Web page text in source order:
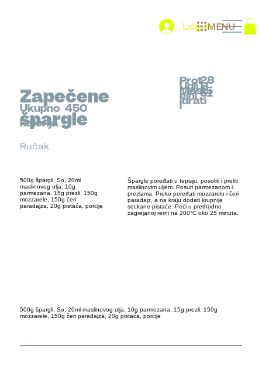
MENU
Log In
Zapečene
špargle
Ručak
Ukupno
kalorija
450
Prot
eini
Uglj.H
idrati
28
Mast
i
51
15
500g špargli, So, 20ml
maslinovog ulja, 10g
parmezana, 15g prezli, 150g
mozzarele, 150g čeri
paradajza, 20g pistaća, porcije
Špargle poređati u tepsiju, posoliti i preliti
maslinovim uljem. Posuti parmezanom i
prezlama. Preko poređati mozzarelu i čeri
paradajz, a na kraju dodati krupnije
seckane pistaće. Peći u prethodno
zagrejanoj rerni na 200°C oko 25 minuta.
500g špargli, So, 20ml maslinovog ulja, 10g parmezana, 15g prezli, 150g
mozzarele, 150g čeri paradajza, 20g pistaća, porcije